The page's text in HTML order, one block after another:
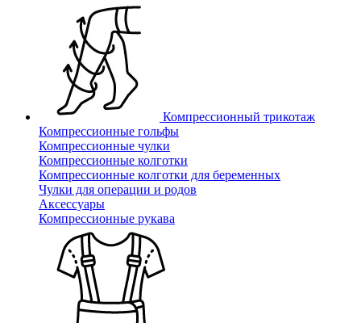
Компрессионный трикотаж
Компрессионные гольфы
Компрессионные чулки
Компрессионные колготки
Компрессионные колготки для беременных
Чулки для операции и родов
Аксессуары
Компрессионные рукава